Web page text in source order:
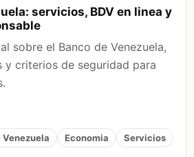
servicios, BDV en linea y
sobre el Banco de Venezuela,
y criterios de seguridad para
Venezuela Economia
Servicios